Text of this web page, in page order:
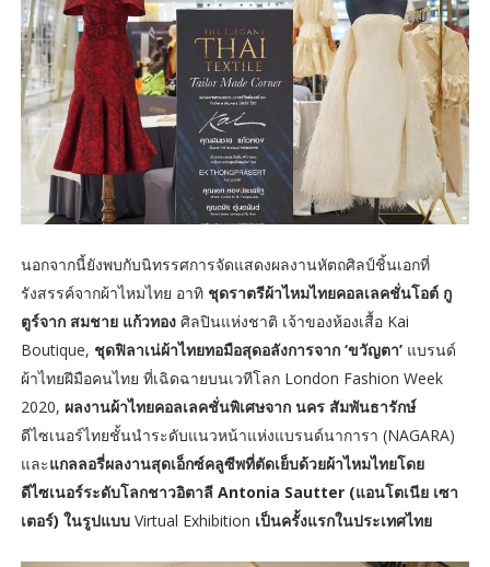
นอกจากนี้ยังพบกับนิทรรศการจัดแสดงผลงานหัตถศิลป์ชิ้นเอกที่
รังสรรค์จากผ้าไหมไทย อาทิชุดราตรีผ้าไหมไทยคอลเลคชั่นโอต์ กู
ตูร์จาก สมชาย แก้วทองศิลปินแห่งชาติ เจ้าของห้องเสื้อ Kai
Boutique, ชุดฟิลาเน่ผ้าไทยทอมือสุดอลังการจาก ‘ขวัญตา’แบรนด์
ผ้าไทยฝีมือคนไทย ที่เฉิดฉายบนเวทีโลก London Fashion Week
2020, ผลงานผ้าไทยคอลเลคชั่นพิเศษจาก นคร สัมพันธารักษ์
ดีไซเนอร์ไทยชั้นนำระดับแนวหน้าแห่งแบรนด์นาการา (NAGARA)
และแกลลอรี่ผลงานสุดเอ็กซ์คลูซีพที่ตัดเย็บด้วยผ้าไหมไทยโดย
ดีไซเนอร์ระดับโลกชาวอิตาลี Antonia Sautter (แอนโตเนีย เซา
เตอร์) ในรูปแบบVirtual Exhibition เป็นครั้งแรกในประเทศไทย